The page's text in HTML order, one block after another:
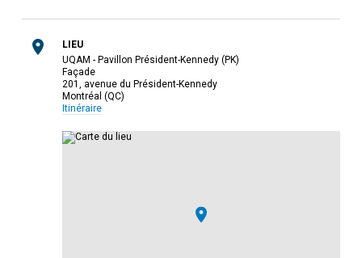
LIEU
UQAM - Pavillon Président-Kennedy (PK)
Façade
201, avenue du Président-Kennedy
Montréal (QC)
Itinéraire